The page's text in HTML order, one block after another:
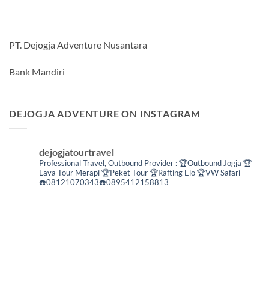
PT. Dejogja Adventure Nusantara
Bank Mandiri
DEJOGJA ADVENTURE ON INSTAGRAM
dejogjatourtravel
Professional Travel, Outbound Provider :🏆Outbound Jogja 🏆
Lava Tour Merapi🏆Peket Tour🏆Rafting Elo🏆VW Safari
☎️08121070343☎️0895412158813